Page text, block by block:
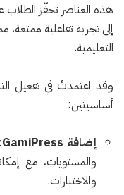
هذه العناصر تحفّز الطلاب
إلى تجربة تفاعلية ممتعة،
التعليمية.
وقد اعتمدتُ في تفعيل
أساسيتين:
إضافة GamiPress
والمستويات، مع
والاختبارات.